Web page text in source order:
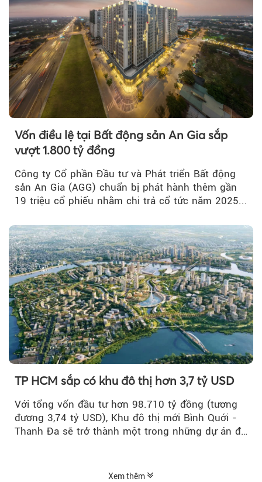
Vốn điều lệ tại Bất động sản An Gia sắp
vượt 1.800 tỷ đồng
Công ty Cổ phần Đầu tư và Phát triển Bất động
sản An Gia (AGG) chuẩn bị phát hành thêm gần
19 triệu cổ phiếu nhằm chi trả cổ tức năm 2025...
TP HCM sắp có khu đô thị hơn 3,7 tỷ USD
Với tổng vốn đầu tư hơn 98.710 tỷ đồng (tương
đương 3,74 tỷ USD), Khu đô thị mới Bình Quới -
Thanh Đa sẽ trở thành một trong những dự án đô
Xem thêm